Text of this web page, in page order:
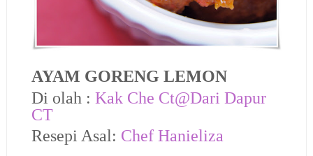
AYAM GORENG LEMON
Di olah : Kak Che Ct@Dari Dapur
CT
Resepi Asal: Chef Hanieliza